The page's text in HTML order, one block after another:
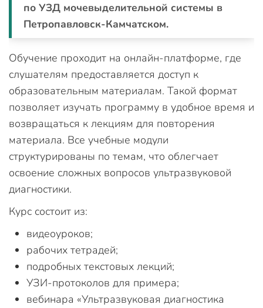
по УЗД мочевыделительной системы в
Петропавловск-Камчатском.
Обучение проходит на онлайн-платформе, где
слушателям предоставляется доступ к
образовательным материалам. Такой формат
позволяет изучать программу в удобное время и
возвращаться к лекциям для повторения
материала. Все учебные модули
структурированы по темам, что облегчает
освоение сложных вопросов ультразвуковой
диагностики.
Курс состоит из:
видеоуроков;
рабочих тетрадей;
подробных текстовых лекций;
УЗИ-протоколов для примера;
вебинара «Ультразвуковая диагностика